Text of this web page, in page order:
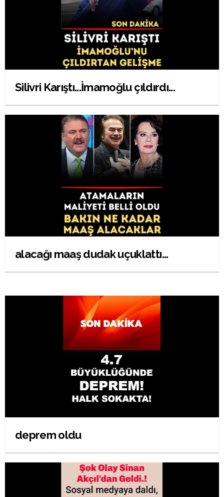
Silivri Karıştı...İmamoğlu çıldırdı...
alacağı maaş dudak uçuklattı...
deprem oldu